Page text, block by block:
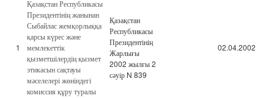
1
Қазақстан Республикасы
Президентінің жанынан
Сыбайлас жемқорлыққа
қарсы күрес және
мемлекеттік
қызметшілердің қызмет
этикасын сақтауы
мәселелері жөніндегі
комиссия құру туралы
Қазақстан
Республикасы
Президентінің
Жарлығы
2002 жылғы 2
сәуір N 839
02.04.2002